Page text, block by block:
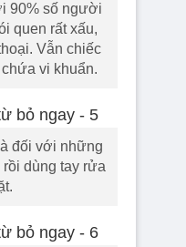
90% số người
quen rất xấu,
Vẫn chiếc
vi khuẩn.
đối với những
dùng tay rửa